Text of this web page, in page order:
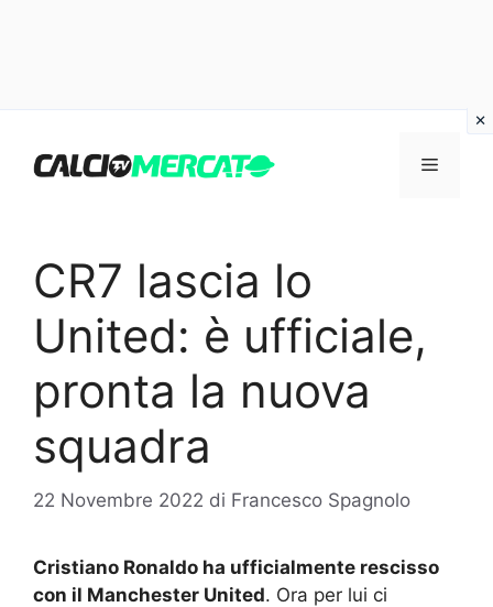
contenuto
Menu
CR7 lascia lo
United: è ufficiale,
pronta la nuova
squadra
22 Novembre 2022 di Francesco Spagnolo
Cristiano Ronaldo ha ufficialmente rescisso
con il Manchester United. Ora per lui ci